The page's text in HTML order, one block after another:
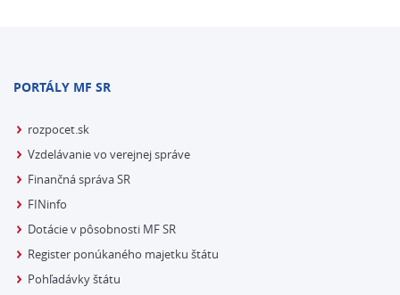
PORTÁLY MF SR
rozpocet.sk
Vzdelávanie vo verejnej správe
Finančná správa SR
FINinfo
Dotácie v pôsobnosti MF SR
Register ponúkaného majetku štátu
Pohľadávky štátu